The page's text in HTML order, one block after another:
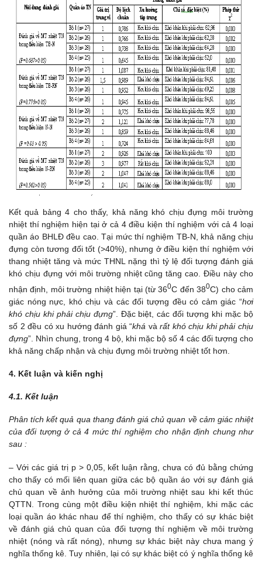
Kết quả bảng 4 cho thấy, khả năng khó chịu đựng môi trường
nhiệt thí nghiệm hiện tại ở cả 4 điều kiện thí nghiệm với cả 4 loại
quần áo BHLĐ đều cao. Tại mức thí nghiệm TB-N, khả năng chịu
đựng còn tương đối tốt (>40%), nhưng ở điều kiện thí nghiệm với
thang nhiệt tăng và mức THNL nặng thì tỷ lệ đối tượng đánh giá
khó chịu đựng với môi trường nhiệt cũng tăng cao. Điều này cho
nhận định, môi trường nhiệt hiện tại (từ 360C đến 380C) cho cảm
giác nóng nực, khó chịu và các đối tượng đều có cảm giác “hơi
khó chịu khi phải chịu đựng”. Đặc biệt, các đối tượng khi mặc bộ
số 2 đều có xu hướng đánh giá “khá vàrất khó chịu khi phải chịu
đựng”. Nhìn chung, trong 4 bộ, khi mặc bộ số 4 các đối tượng cho
khả năng chấp nhận và chịu đựng môi trường nhiệt tốt hơn.
4. Kết luận và kiến nghị
4.1. Kết luận
Phân tích kết quả qua thang đánh giá chủ quan về cảm giác nhiệt
của đối tượng ở cả 4 mức thí nghiệm cho nhận định chung như
sau :
– Với các giá trị p > 0,05, kết luận rằng, chưa có đủ bằng chứng
cho thấy có mối liên quan giữa các bộ quần áo với sự đánh giá
chủ quan về ảnh hưởng của môi trường nhiệt sau khi kết thúc
QTTN. Trong cùng một điều kiện nhiệt thí nghiệm, khi mặc các
loại quần áo khác nhau để thí nghiệm, cho thấy có sự khác biệt
về đánh giá chủ quan của đối tượng thí nghiệm về môi trường
nhiệt (nóng và rất nóng), nhưng sự khác biệt này chưa mang ý
nghĩa thống kê. Tuy nhiên, lại có sự khác biệt có ý nghĩa thống kê